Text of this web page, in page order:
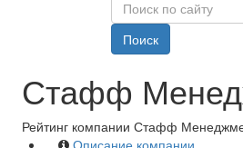
Поиск
Стафф
Рейтинг компании Стафф
Описание компании